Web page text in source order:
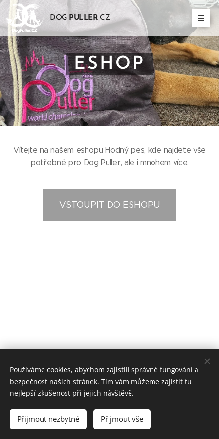
DOG PULLERCZ
ESHOP
Vítejte na našem eshopu Hodný pes, kde najdete vše
potřebné pro Dog Puller, ale i mnohem více.
VSTOUPIT DO ESHOPU
© 2019 Kynologický spolek sportu Dog Puller z.s. / Praha /
info@dogpuller.cz
Vytvořeno službouWebnode
Jazyky
Čeština
English
Používáme cookies, abychom zajistili správné fungování a
bezpečnost našich stránek. Tím vám můžeme zajistit tu
nejlepší zkušenost při jejich návštěvě.
Přijmout nezbytné Přijmout vše